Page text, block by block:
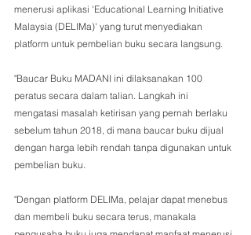
menerusi aplikasi 'Educational Learning Initiative
Malaysia (DELIMa)' yang turut menyediakan
platform untuk pembelian buku secara langsung.
"Baucar Buku MADANI ini dilaksanakan 100
peratus secara dalam talian. Langkah ini
mengatasi masalah ketirisan yang pernah berlaku
sebelum tahun 2018, di mana baucar buku dijual
dengan harga lebih rendah tanpa digunakan untuk
pembelian buku.
"Dengan platform DELIMa, pelajar dapat menebus
dan membeli buku secara terus, manakala